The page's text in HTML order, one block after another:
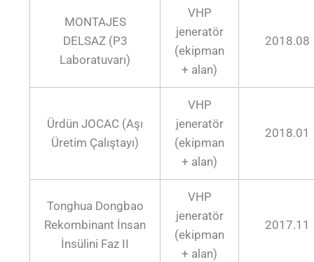
MONTAJES
DELSAZ (P3
Laboratuvarı)
VHP
jeneratör
(ekipman
+ alan)
2018.08
Ürdün JOCAC (Aşı
Üretim Çalıştayı)
VHP
jeneratör
(ekipman
+ alan)
2018.01
Tonghua Dongbao
Rekombinant İnsan
İnsülini Faz II
VHP
jeneratör
(ekipman
+ alan)
2017.11